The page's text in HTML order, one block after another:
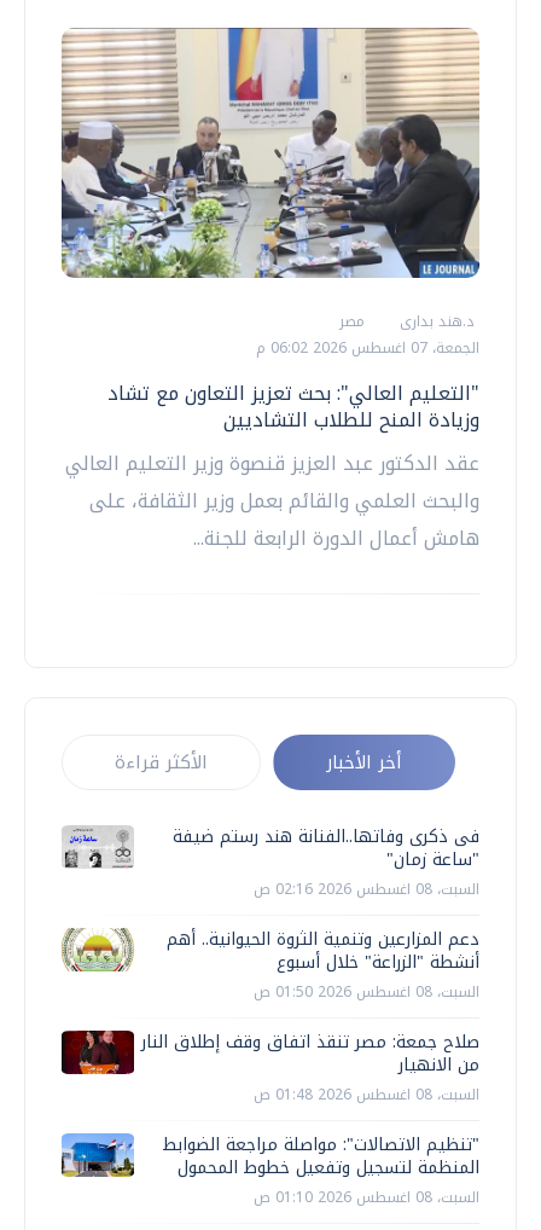
د.هند بدارى
مصر
الجمعة، 07 اغسطس 2026 06:02 م
"التعليم العالي": بحث تعزيز التعاون مع تشاد
وزيادة المنح للطلاب التشاديين
عقد الدكتور عبد العزيز قنصوة وزير التعليم العالي
والبحث العلمي والقائم بعمل وزير الثقافة، على
هامش أعمال الدورة الرابعة للجنة...
أخر الأخبار الأكثر قراءة
فى ذكرى وفاتها..الفنانة هند رستم ضيفة
"ساعة زمان"
السبت، 08 اغسطس 2026 02:16 ص
دعم المزارعين وتنمية الثروة الحيوانية.. أهم
أنشطة "الزراعة" خلال أسبوع
السبت، 08 اغسطس 2026 01:50 ص
صلاح جمعة: مصر تنقذ اتفاق وقف إطلاق النار
من الانهيار
السبت، 08 اغسطس 2026 01:48 ص
"تنظيم الاتصالات": مواصلة مراجعة الضوابط
المنظمة لتسجيل وتفعيل خطوط المحمول
السبت، 08 اغسطس 2026 01:10 ص